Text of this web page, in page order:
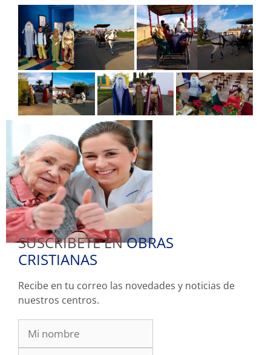
SUSCRIBETE ENOBRAS
CRISTIANAS
Recibe en tu correo las novedades y noticias de
nuestros centros.